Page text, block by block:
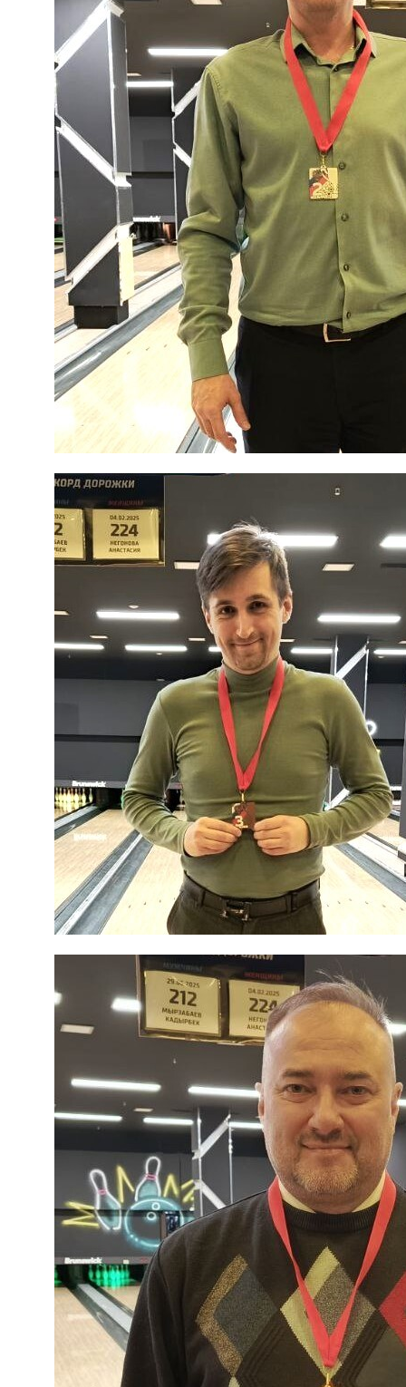
РОО «Федерация боулинга
Хабаровского края»
ОГРН 1122700001819 ИНН 2724999422
2010-2025 Все права защищены
Разработка сайта
Нормативные документы
Любите боулинг так же, как